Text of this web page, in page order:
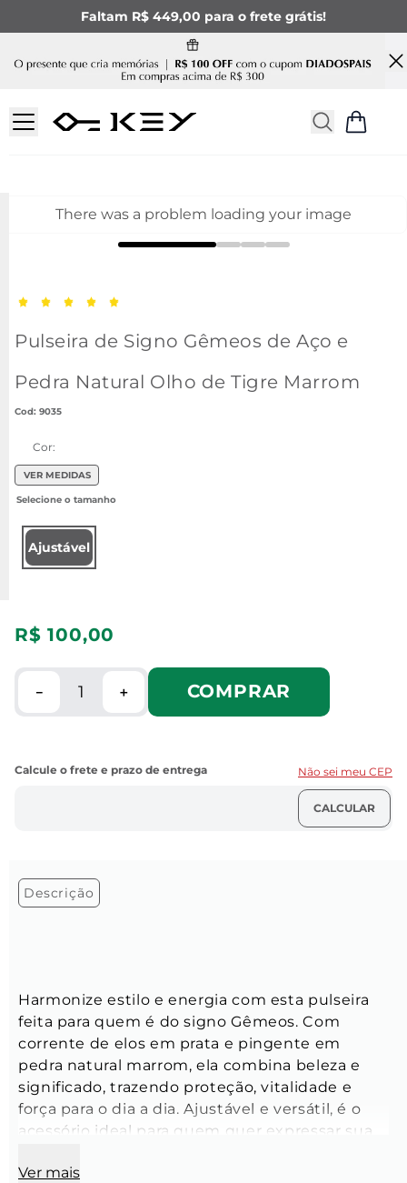
Faltam R$ 449,00 para o frete grátis!
There was a problem loading your image
Pulseira de Signo Gêmeos de Aço e
Pedra Natural Olho de Tigre Marrom
: 9035
Cor:
VER MEDIDAS
Ajustável
R$ 100,00
＋
－ COMPRAR
Não sei meu CEP
Descrição
Harmonize estilo e energia com esta pulseira
feita para quem é do signo Gêmeos. Com
corrente de elos em prata e pingente em
pedra natural marrom, ela combina beleza e
significado, trazendo proteção, vitalidade e
força para o dia a dia. Ajustável e versátil, é o
acessório ideal para quem quer expressar sua
Ver mais